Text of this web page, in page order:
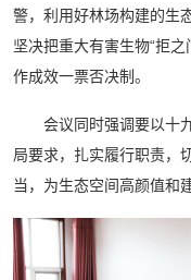
警，利用好林场构建的生
坚决把重大有害生物“拒
作成效一票否决制。
会议同时强调要以十九
局要求，扎实履行职责，
当，为生态空间高颜值和